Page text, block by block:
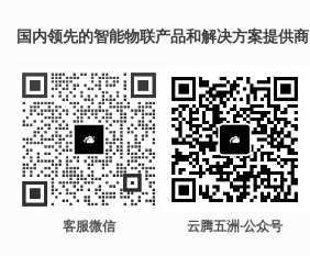
国内领先的智能物联产品和解决方案提供商
客服微信 云腾五洲·公众号